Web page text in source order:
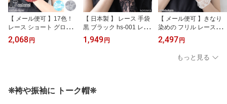
【 メール便可 】17色！
レース ショート グロー
ブ カラー 日本製 hs002
手袋 色 発表会 レースの
ッド 茶色 コスプレ ロリ
ータ
2,068円
【 日本製 】 レース 手袋
黒 ブラック hs-001 レー
スの手袋 レース手袋 レ
ースグローブ パーティー
業式 振袖 袴 和装 コスプ
レ フリルなし
1,949円
【 メール便可 】きなり
染めの フリル レースグ
ローブ 生成 日本製 hs-00
7s 手袋 ブライダルグロ
ーブ ウェディンググロー
ブ ロリータ レースの手
2,497円
もっと見る
❊袴や振袖に トーク帽❊